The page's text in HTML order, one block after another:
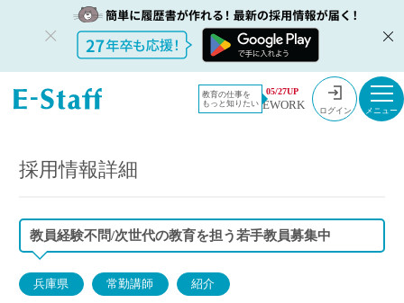
教育の仕事を
もっと知りたい
05/27UP
EWORK ログイン
教員採用情
報のイー・
採用情報
英語 滝川第二中学校高等学校の常勤講師 2027年4月開始
採用情報詳細
教員経験不問/次世代の教育を担う若手教員募集中
兵庫県 常勤講師 紹介